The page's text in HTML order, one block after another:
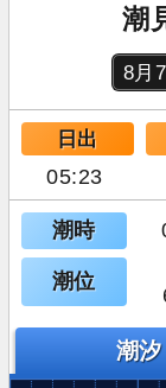
潮
8月
日出
05:23
潮時
潮位
潮汐